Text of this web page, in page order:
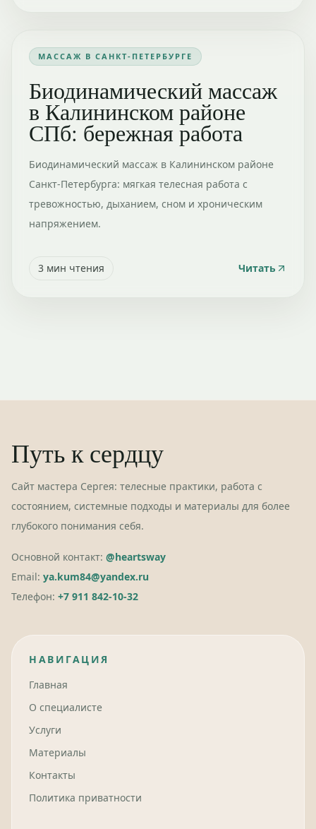
МАССАЖ В САНКТ-ПЕТЕРБУРГЕ
Биодинамический массаж
в Калининском районе
СПб: бережная работа
Биодинамический массаж в Калининском районе
Санкт-Петербурга: мягкая телесная работа с
тревожностью, дыханием, сном и хроническим
напряжением.
3 мин чтения Читать
Путь к сердцу
Сайт мастера Сергея: телесные практики, работа с
состоянием, системные подходы и материалы для более
глубокого понимания себя.
Основной контакт: @heartsway
Email: ya.kum84@yandex.ru
Телефон: +7 911 842-10-32
НАВИГАЦИЯ
Главная
О специалисте
Услуги
Материалы
Контакты
Политика приватности